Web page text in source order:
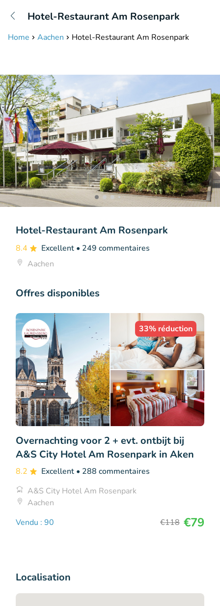
Disponible jusqu'à 23:00 heures
Hotel-Restaurant Am Rosenpark
Home Aachen Hotel-Restaurant Am Rosenpark
Hotel-Restaurant Am Rosenpark
8.4 Excellent • 249 commentaires
Aachen
Offres disponibles
33% réduction
Overnachting voor 2 + evt. ontbijt bij
A&S City Hotel Am Rosenpark in Aken
8.2 Excellent • 288 commentaires
A&S City Hotel Am Rosenpark
Aachen
Vendu : 90
€118 €79
Localisation